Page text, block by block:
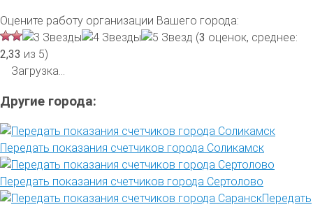
Оцените работу организации Вашего города:
(3 оценок, среднее:
2,33 из 5)
Загрузка...
Другие города:
Передать показания счетчиков города Соликамск
Передать показания счетчиков города Сертолово
Передать